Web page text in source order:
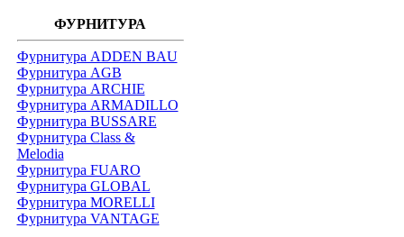
ФУРНИТУРА
Фурнитура ADDEN BAU
Фурнитура AGB
Фурнитура ARCHIE
Фурнитура ARMADILLO
Фурнитура BUSSARE
Фурнитура Class &
Melodia
Фурнитура FUARO
Фурнитура GLOBAL
Фурнитура MORELLI
Фурнитура VANTAGE